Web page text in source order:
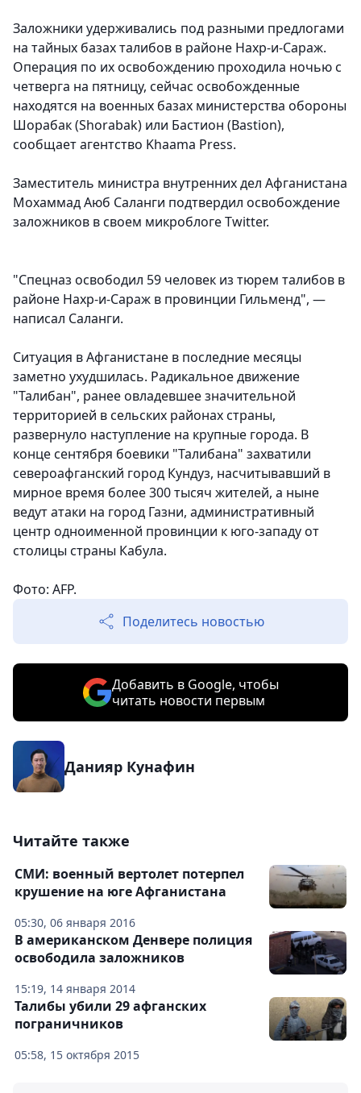
Заложники удерживались под разными предлогами
на тайных базах талибов в районе Нахр-и-Сараж.
Операция по их освобождению проходила ночью с
четверга на пятницу, сейчас освобожденные
находятся на военных базах министерства обороны
Шорабак (Shorabak) или Бастион (Bastion),
сообщает агентство Khaama Press.
Заместитель министра внутренних дел Афганистана
Мохаммад Аюб Саланги подтвердил освобождение
заложников в своем микроблоге Twitter.
"Спецназ освободил 59 человек из тюрем талибов в
районе Нахр-и-Сараж в провинции Гильменд", —
написал Саланги.
Ситуация в Афганистане в последние месяцы
заметно ухудшилась. Радикальное движение
"Талибан", ранее овладевшее значительной
территорией в сельских районах страны,
развернуло наступление на крупные города. В
конце сентября боевики "Талибана" захватили
североафганский город Кундуз, насчитывавший в
мирное время более 300 тысяч жителей, а ныне
ведут атаки на город Газни, административный
центр одноименной провинции к юго-западу от
столицы страны Кабула.
Фото: AFP.
Поделитесь новостью
Добавить в Google, чтобы
читать новости первым
Данияр Кунафин
Читайте также
05:30, 06 января 2016
СМИ: военный вертолет потерпел
крушение на юге Афганистана
15:19, 14 января 2014
В американском Денвере полиция
освободила заложников
05:58, 15 октября 2015
Талибы убили 29 афганских
пограничников